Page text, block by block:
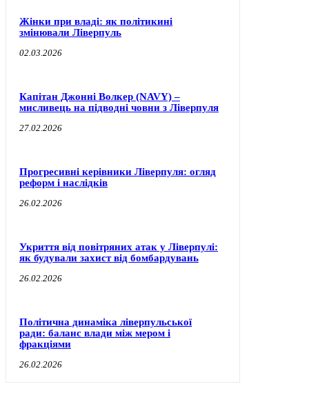
Жінки при владі: як політикині
змінювали Ліверпуль
02.03.2026
Капітан Джонні Волкер (NAVY) –
мисливець на підводні човни з Ліверпуля
27.02.2026
Прогресивні керівники Ліверпуля: огляд
реформ і наслідків
26.02.2026
Укриття від повітряних атак у Ліверпулі:
як будували захист від бомбардувань
26.02.2026
Політична динаміка ліверпульської
ради: баланс влади між мером і
фракціями
26.02.2026